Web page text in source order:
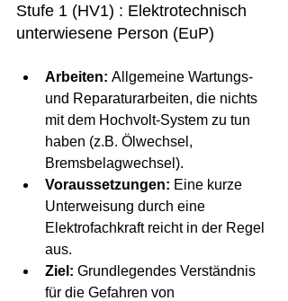
Stufe 1 (HV1) : Elektrotechnisch
unterwiesene Person (EuP)
Arbeiten: Allgemeine Wartungs-
und Reparaturarbeiten, die nichts
mit dem Hochvolt-System zu tun
haben (z.B. Ölwechsel,
Bremsbelagwechsel).
Voraussetzungen: Eine kurze
Unterweisung durch eine
Elektrofachkraft reicht in der Regel
aus.
Ziel: Grundlegendes Verständnis
für die Gefahren von